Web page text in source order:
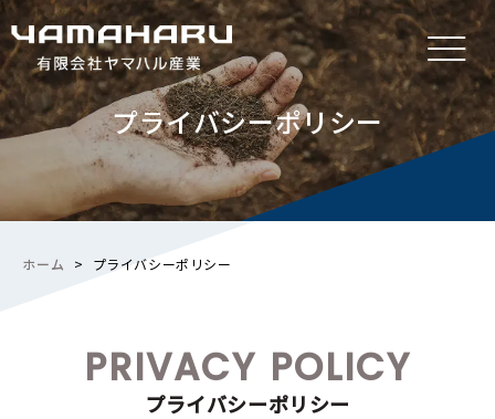
プライバシーポリシー
ホーム > プライバシーポリシー
PRIVACY POLICY
プライバシーポリシー